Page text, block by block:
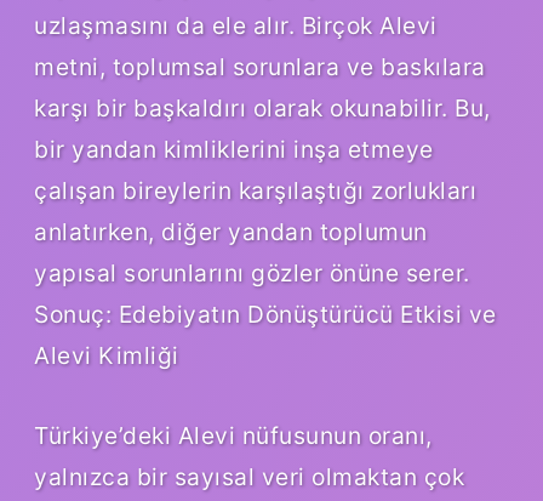
uzlaşmasını da ele alır. Birçok Alevi
metni, toplumsal sorunlara ve baskılara
karşı bir başkaldırı olarak okunabilir. Bu,
bir yandan kimliklerini inşa etmeye
çalışan bireylerin karşılaştığı zorlukları
anlatırken, diğer yandan toplumun
yapısal sorunlarını gözler önüne serer.
Sonuç: Edebiyatın Dönüştürücü Etkisi ve
Alevi Kimliği
Türkiye’deki Alevi nüfusunun oranı,
yalnızca bir sayısal veri olmaktan çok